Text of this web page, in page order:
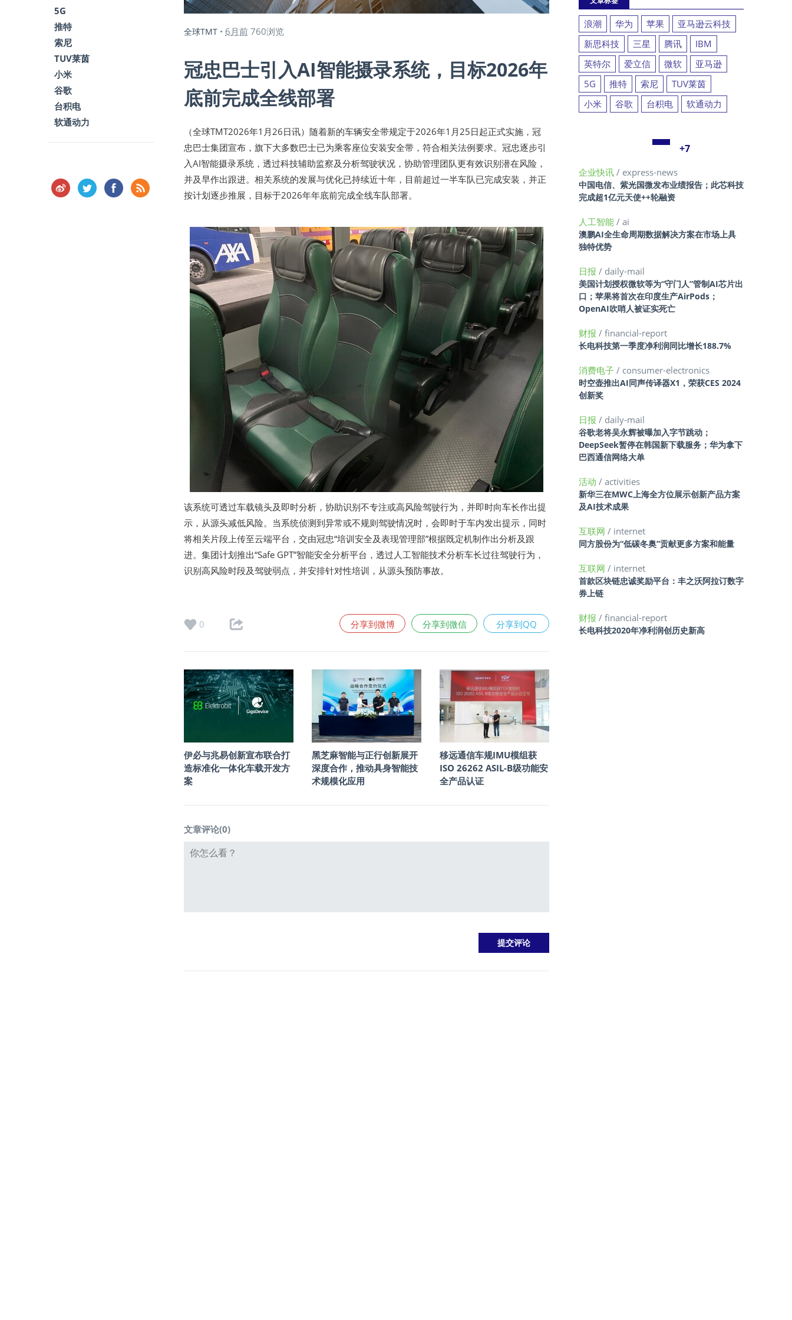
全球TMT • 6月前 760浏览
冠忠巴士引入AI智能摄录系统，目标2026年
底前完成全线部署
（全球TMT2026年1月26日讯）随着新的车辆安全带规定于2026年1月25日起正式实施，冠
忠巴士集团宣布，旗下大多数巴士已为乘客座位安装安全带，符合相关法例要求。冠忠逐步引
入AI智能摄录系统，透过科技辅助监察及分析驾驶状况，协助管理团队更有效识别潜在风险，
并及早作出跟进。相关系统的发展与优化已持续近十年，目前超过一半车队已完成安装，并正
按计划逐步推展，目标于2026年年底前完成全线车队部署。
该系统可透过车载镜头及即时分析，协助识别不专注或高风险驾驶行为，并即时向车长作出提
示，从源头减低风险。当系统侦测到异常或不规则驾驶情况时，会即时于车内发出提示，同时
将相关片段上传至云端平台，交由冠忠“培训安全及表现管理部”根据既定机制作出分析及跟
进。集团计划推出“Safe GPT”智能安全分析平台，透过人工智能技术分析车长过往驾驶行为，
识别高风险时段及驾驶弱点，并安排针对性培训，从源头预防事故。
0 分享到微博 分享到微信 分享到QQ
伊必与兆易创新宣布联合打
造标准化一体化车载开发方
案
黑芝麻智能与正行创新展开
深度合作，推动具身智能技
术规模化应用
移远通信车规IMU模组获
ISO 26262 ASIL-B级功能安
全产品认证
文章评论(0)
5G
推特
索尼
TUV莱茵
小米
谷歌
台积电
软通动力
浪潮 华为 苹果
亚马逊云科技
新思科技
三星 腾讯
IBM
英特尔
爱立信 微软
亚马逊
5G
推特 索尼
TUV莱茵
小米
谷歌 台积电 软通动力
+7
企业快讯 / express-news
中国电信、紫光国微发布业绩报告；此芯科技
完成超1亿元天使++轮融资
人工智能 / ai
澳鹏AI全生命周期数据解决方案在市场上具
独特优势
日报 / daily-mail
美国计划授权微软等为“守门人”管制AI芯片出
口；苹果将首次在印度生产AirPods；
OpenAI吹哨人被证实死亡
财报 / financial-report
长电科技第一季度净利润同比增长188.7%
消费电子 / consumer-electronics
时空壶推出AI同声传译器X1，荣获CES 2024
创新奖
日报 / daily-mail
谷歌老将吴永辉被曝加入字节跳动；
DeepSeek暂停在韩国新下载服务；华为拿下
巴西通信网络大单
活动 / activities
新华三在MWC上海全方位展示创新产品方案
及AI技术成果
互联网 / internet
同方股份为“低碳冬奥”贡献更多方案和能量
互联网 / internet
首款区块链忠诚奖励平台：丰之沃阿拉订数字
券上链
财报 / financial-report
长电科技2020年净利润创历史新高